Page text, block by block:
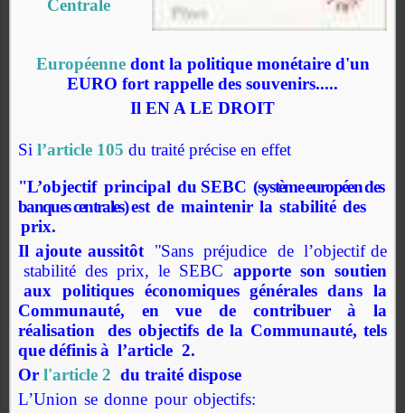
Centrale
Européennedont la politique monétaire d'un
EURO fort rappelle des souvenirs.....
Il EN A LE DROIT
Si l’article 105 du traité précise en effet
"L’objectif principal du SEBC (système européen des
banques centrales)est de maintenir la stabilité des
prix.
Il ajoute aussitôt
"Sans préjudice de l’objectif de
stabilité des prix, le SEBC apporte son soutien
aux
politiques économiques générales dans la
Communauté,
en vue de contribuer à
la
réalisation
des objectifs de la Communauté, tels
quedéfinisà l’article 2.
Or l'article 2 du traité dispose
L’Union se donne pour objectifs: